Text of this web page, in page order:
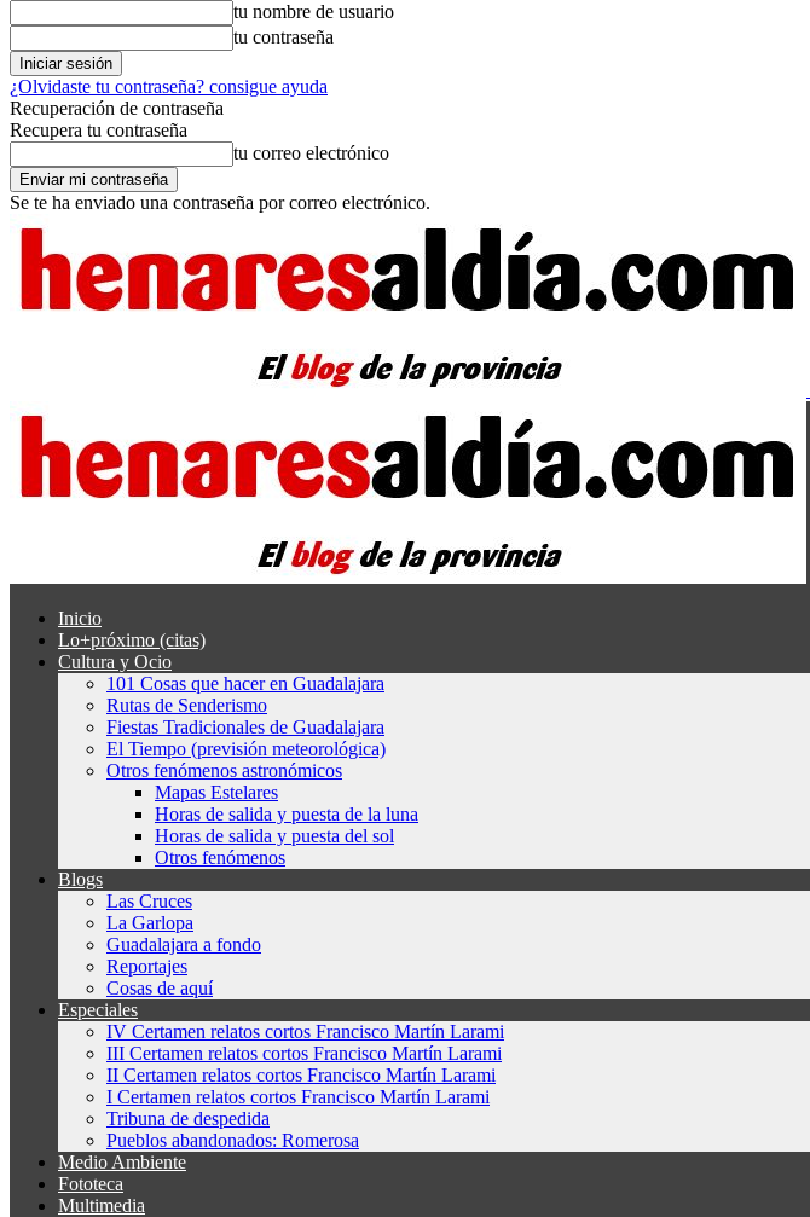
tu nombre de usuario
tu contraseña
¿Olvidaste tu contraseña? consigue ayuda
Recuperación de contraseña
Recupera tu contraseña
tu correo electrónico
Se te ha enviado una contraseña por correo electrónico.
Inicio
Lo+próximo (citas)
Cultura y Ocio
101 Cosas que hacer en Guadalajara
Rutas de Senderismo
Fiestas Tradicionales de Guadalajara
El Tiempo (previsión meteorológica)
Otros fenómenos astronómicos
Mapas Estelares
Horas de salida y puesta de la luna
Horas de salida y puesta del sol
Otros fenómenos
Blogs
Las Cruces
La Garlopa
Guadalajara a fondo
Reportajes
Cosas de aquí
Especiales
IV Certamen relatos cortos Francisco Martín Larami
III Certamen relatos cortos Francisco Martín Larami
II Certamen relatos cortos Francisco Martín Larami
I Certamen relatos cortos Francisco Martín Larami
Tribuna de despedida
Pueblos abandonados: Romerosa
Medio Ambiente
Fototeca
Multimedia